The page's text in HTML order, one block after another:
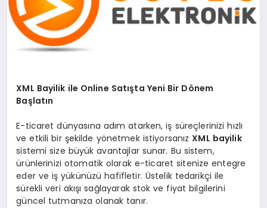
XML Bayilik ile Online Satışta Yeni Bir Dönem
Başlatın
E-ticaret dünyasına adım atarken, iş süreçlerinizi hızlı
ve etkili bir şekilde yönetmek istiyorsanızXML bayilik
sistemi size büyük avantajlar sunar. Bu sistem,
ürünlerinizi otomatik olarak e-ticaret sitenize entegre
eder ve iş yükünüzü hafifletir. Üstelik tedarikçi ile
sürekli veri akışı sağlayarak stok ve fiyat bilgilerini
güncel tutmanıza olanak tanır.